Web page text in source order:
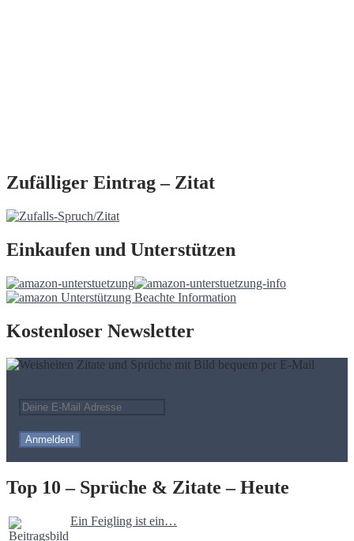
Zufälliger Eintrag – Zitat
Einkaufen und Unterstützen
Kostenloser Newsletter
Top 10 – Sprüche & Zitate – Heute
Ein Feigling ist ein…